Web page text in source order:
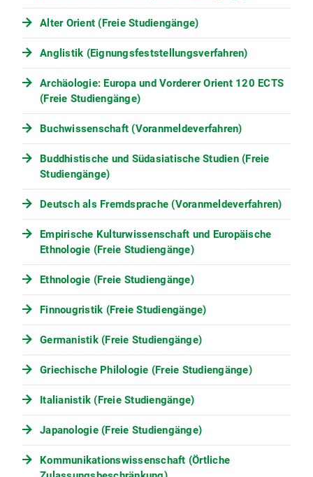
Alter Orient (Freie Studiengänge)
Anglistik (Eignungsfeststellungsverfahren)
Archäologie: Europa und Vorderer Orient 120 ECTS
(Freie Studiengänge)
Buchwissenschaft (Voranmeldeverfahren)
Buddhistische und Südasiatische Studien (Freie
Studiengänge)
Deutsch als Fremdsprache (Voranmeldeverfahren)
Empirische Kulturwissenschaft und Europäische
Ethnologie (Freie Studiengänge)
Ethnologie (Freie Studiengänge)
Finnougristik (Freie Studiengänge)
Germanistik (Freie Studiengänge)
Griechische Philologie (Freie Studiengänge)
Italianistik (Freie Studiengänge)
Japanologie (Freie Studiengänge)
Kommunikationswissenschaft (Örtliche